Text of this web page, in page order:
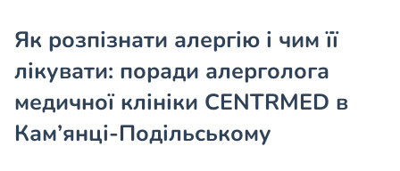
Як розпізнати алергію і чим її
лікувати: поради алерголога
медичної клініки CENTRMED в
Кам’янці-Подільському